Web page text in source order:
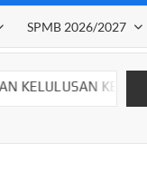
SPMB 2026/2027
KELAS IX SMP